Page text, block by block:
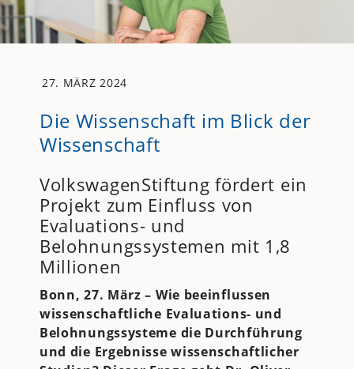
27. MÄRZ 2024
Die Wissenschaft im Blick der
Wissenschaft
VolkswagenStiftung fördert ein
Projekt zum Einfluss von
Evaluations- und
Belohnungssystemen mit 1,8
Millionen
Bonn, 27. März – Wie beeinflussen
wissenschaftliche Evaluations- und
Belohnungssysteme die Durchführung
und die Ergebnisse wissenschaftlicher